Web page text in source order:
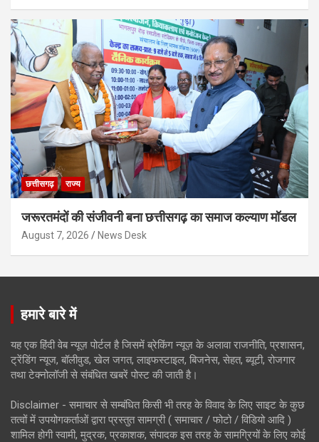
छत्तीसगढ़ राज्य
जरूरतमंदों की संजीवनी बना छत्तीसगढ़ का समाज कल्याण मॉडल
August 7, 2026 News Desk
हमारे बारे में
यह एक हिंदी वेब न्यूज़ पोर्टल है जिसमें ब्रेकिंग न्यूज़ के अलावा राजनीति, प्रशासन,
ट्रेंडिंग न्यूज, बॉलीवुड, खेल जगत, लाइफस्टाइल, बिजनेस, सेहत, ब्यूटी, रोजगार
तथा टेक्नोलॉजी से संबंधित खबरें पोस्ट की जाती है।
Disclaimer - समाचार से सम्बंधित किसी भी तरह के विवाद के लिए साइट के कुछ
तत्वों में उपयोगकर्ताओं द्वारा प्रस्तुत सामग्री ( समाचार / फोटो / विडियो आदि )
शामिल होगी स्वामी, मुद्रक, प्रकाशक, संपादक इस तरह के सामग्रियों के लिए कोई